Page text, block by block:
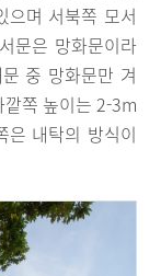
며 서북쪽 모서
문은 망화문이라
중 망화문만 겨
쪽 높이는 2-3m
은 내탁의 방식이